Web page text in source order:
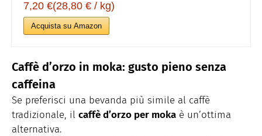
7,20 €(28,80 € / kg)
Acquista su Amazon
Caffè d’orzo in moka: gusto pieno senza
caffeina
Se preferisci una bevanda più simile al caffè
tradizionale, il caffè d’orzo per moka è un’ottima
alternativa.